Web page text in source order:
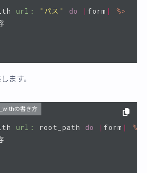
url: "パス" do | form |
%>
ます。
の書き方
url: root_path do | form |
%>